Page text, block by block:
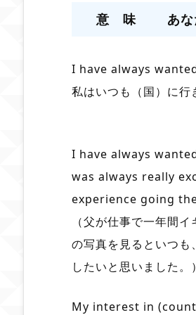
意 味 あなたは
I have always
私はいつも（国）に行
I have always
was always really
experience going
（父が仕事で一年間
の写真を見るといつ
したいと思いました。）
My interest in